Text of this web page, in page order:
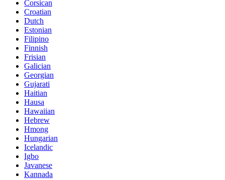
Corsican
Croatian
Dutch
Estonian
Filipino
Finnish
Frisian
Galician
Georgian
Gujarati
Haitian
Hausa
Hawaiian
Hebrew
Hmong
Hungarian
Icelandic
Igbo
Javanese
Kannada